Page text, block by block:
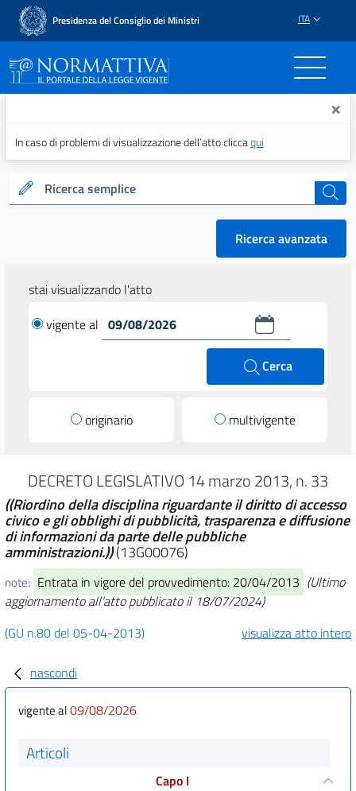
Presidenza del Consiglio dei Ministri ITA
Normattiva - Il portale ×
In caso di problemi di visualizzazione dell’atto cliccaqui
Ricerca semplice cerca
Ricerca avanzata
stai visualizzando l'atto
vigente al
Cerca
originario multivigente
DECRETO LEGISLATIVO 14 marzo 2013, n. 33
((Riordino della disciplina riguardante il diritto di accesso
civico e gli obblighi di pubblicità, trasparenza e diffusione
di informazioni da parte delle pubbliche
amministrazioni.))(13G00076)
note: Entrata in vigore del provvedimento: 20/04/2013 (Ultimo
aggiornamento all'atto pubblicato il 18/07/2024)
(GU n.80 del 05-04-2013)
visualizza atto intero
nascondi
vigente al09/08/2026
Articoli
Capo I